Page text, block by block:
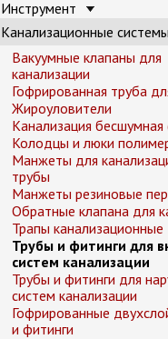
Инструмент
Канализационные системы
Вакуумные клапаны для
канализации
Гофрированная труба
Жироуловители
Канализация бесшумная
Колодцы и люки
Манжеты для
трубы
Манжеты резиновые
Обратные клапана для
Трапы канализационные
Трубы и фитинги для
систем канализации
Трубы и фитинги для
систем канализации
Гофрированные
и фитинги